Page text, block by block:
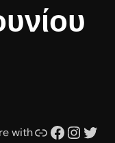
withΣυνδέσμου Facebook Instagram Twitter